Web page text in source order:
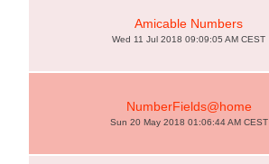
Amicable Numbers
Wed 11 Jul 2018 09:09:05 AM CEST
NumberFields@home
Sun 20 May 2018 01:06:44 AM CEST